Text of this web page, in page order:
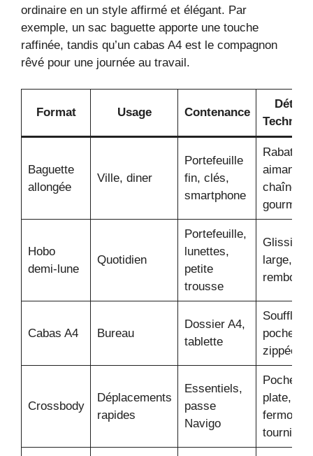
ordinaire en un style affirmé et élégant. Par
exemple, un sac baguette apporte une touche
raffinée, tandis qu’un cabas A4 est le compagnon
rêvé pour une journée au travail.
Format Usage Contenance
Détails
Baguette
allongée
Ville, diner
Portefeuille
fin, clés,
smartphone
Rabat
aimanté,
chaîne
Hobo
demi-lune
Quotidien
Portefeuille,
lunettes,
petite
trousse
Glissière
large,
Cabas A4 Bureau
Dossier A4,
tablette
Soufflets,
poche
zippée
Crossbody
Déplacements
rapides
Essentiels,
passe
Navigo
Poche
plate,
fermoir